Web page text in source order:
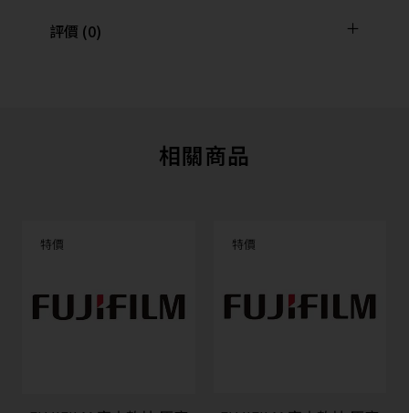
評價 (0)
相關商品
特價 特價